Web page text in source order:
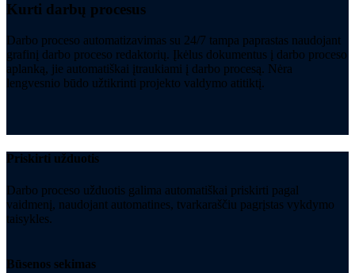
Kurti darbų procesus
Darbo proceso automatizavimas su 24/7 tampa paprastas naudojant
grafinį darbo proceso redaktorių. Įkėlus dokumentus į darbo proceso
aplanką, jie automatiškai įtraukiami į darbo procesą. Nėra
lengvesnio būdo užtikrinti projekto valdymo atitiktį.
Priskirti užduotis
Darbo proceso užduotis galima automatiškai priskirti pagal
vaidmenį, naudojant automatines, tvarkaraščiu pagrįstas vykdymo
taisykles.
Būsenos sekimas